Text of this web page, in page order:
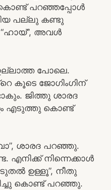
കൊണ്ട് പറഞ്ഞപ്പോൾ
പല്ലു കണ്ടു
അവൾ
പോലെ.
കൂടെ ജോഗിംഗിന്
ജിത്തു ശാരദ
എടുത്തു കൊണ്ട്
വാ”, ശാരദ പറഞ്ഞു.
എനിക്ക് നിന്നെക്കാൾ
ഉള്ളൂ”, നീതു
കൊണ്ട് പറഞ്ഞു.